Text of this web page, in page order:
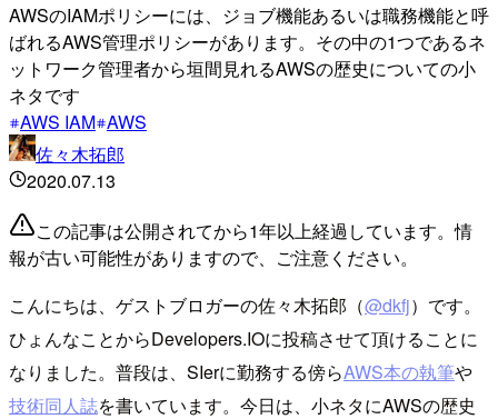
AWSのIAMポリシーには、ジョブ機能あるいは職務機能と呼
ばれるAWS管理ポリシーがあります。その中の1つであるネ
ットワーク管理者から垣間見れるAWSの歴史についての小
ネタです
AWS IAM AWS
佐々木拓郎
2020.07.13
この記事は公開されてから1年以上経過しています。情
報が古い可能性がありますので、ご注意ください。
こんにちは、ゲストブロガーの佐々木拓郎（@dkfj）です。
ひょんなことからDevelopers.IOに投稿させて頂けることに
なりました。普段は、SIerに勤務する傍らAWS本の執筆や
技術同人誌を書いています。今日は、小ネタにAWSの歴史